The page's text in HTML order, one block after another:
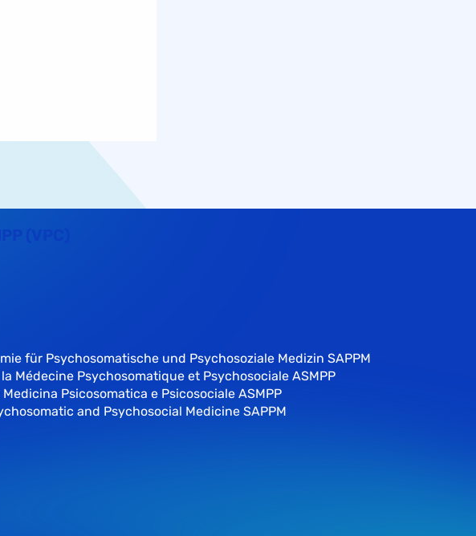
(VPC)
für Psychosomatische und Psychosoziale Medizin SAPPM
Médecine Psychosomatique et Psychosociale ASMPP
Psicosomatica e Psicosociale ASMPP
and Psychosocial Medicine SAPPM